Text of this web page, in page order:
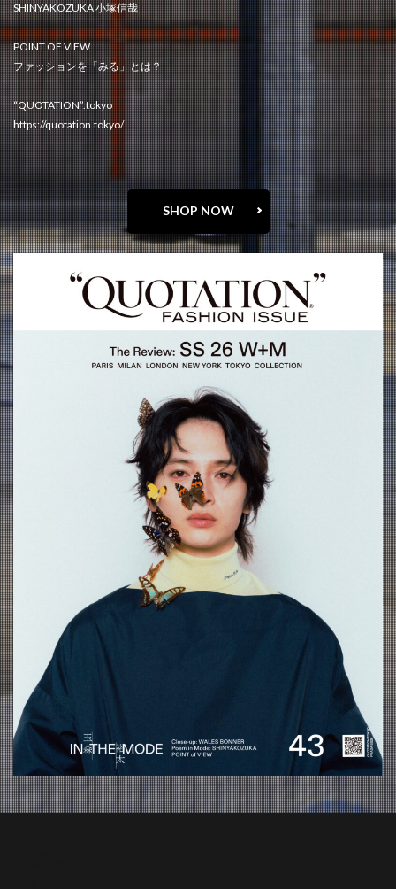
SHINYAKOZUKA 小塚信哉
POINT OF VIEW
ファッションを「みる」とは？
“QUOTATION”.tokyo
https://quotation.tokyo/
SHOP NOW